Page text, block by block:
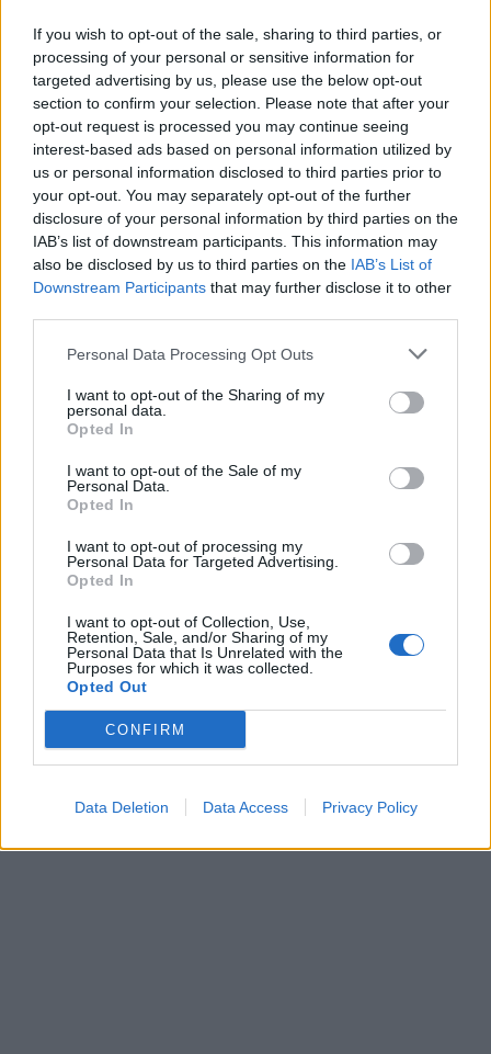
If you wish to opt-out of the sale, sharing to third parties, or
processing of your personal or sensitive information for
targeted advertising by us, please use the below opt-out
section to confirm your selection. Please note that after your
opt-out request is processed you may continue seeing
interest-based ads based on personal information utilized by
us or personal information disclosed to third parties prior to
your opt-out. You may separately opt-out of the further
disclosure of your personal information by third parties on the
IAB’s list of downstream participants. This information may
also be disclosed by us to third parties on the IAB’s List of
Downstream Participants that may further disclose it to other
Personal Data Processing Opt Outs
I want to opt-out of the Sharing of my
personal data.
Opted In
I want to opt-out of the Sale of my
Personal Data.
Opted In
I want to opt-out of processing my
Personal Data for Targeted Advertising.
Opted In
I want to opt-out of Collection, Use,
Retention, Sale, and/or Sharing of my
Personal Data that Is Unrelated with the
Purposes for which it was collected.
Opted Out
CONFIRM
Data Deletion Data Access Privacy Policy
In evidenza